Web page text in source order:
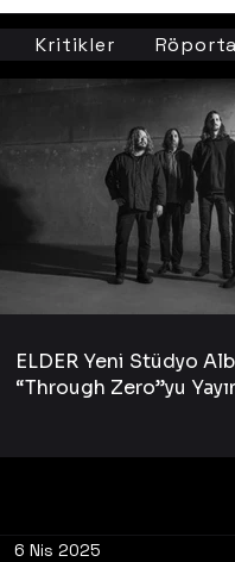
Kritikler
6 Nis 2025
ELDER Yeni Stüdyo
“Through Zero”yu